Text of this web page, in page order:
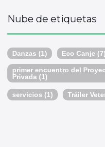
Nube de etiquetas
Danzas (1) Eco Canje (7)
primer encuentro del
Privada (1)
servicios (1) Tráiler